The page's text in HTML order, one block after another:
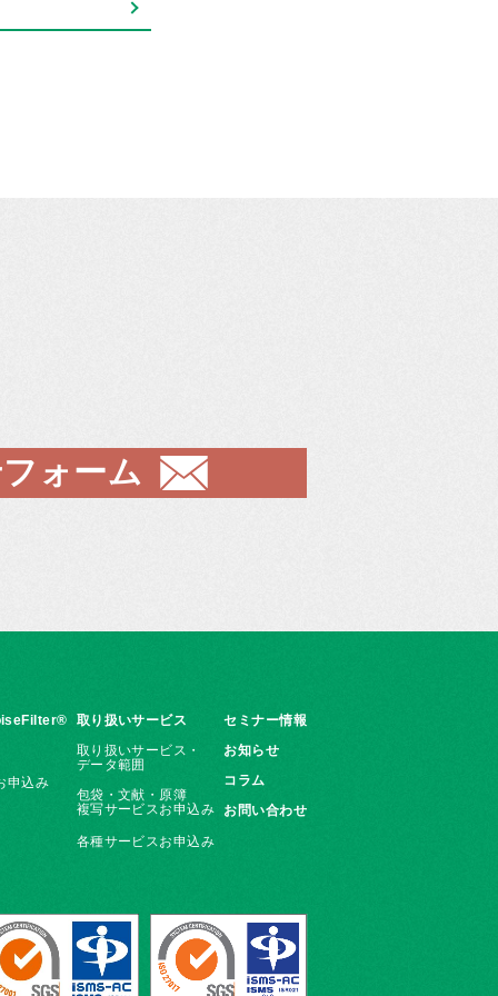
ォーム
申込み
取り扱いサービス
取り扱いサービス・
データ範囲
包袋・文献・原簿
複写サービスお申込み
各種サービスお申込み
セミナー情報
お知らせ
コラム
お問い合わせ